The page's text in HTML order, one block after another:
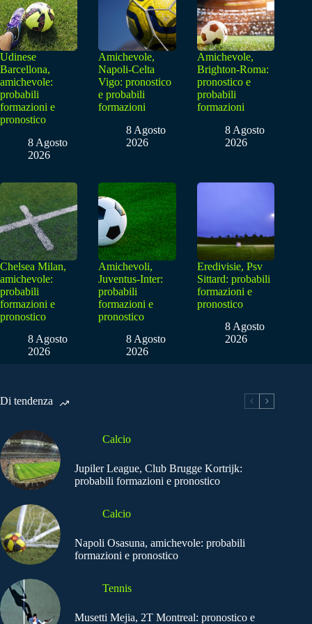
Udinese
Barcellona,
amichevole:
probabili
formazioni e
pronostico
8 Agosto
2026
Amichevole,
Napoli-Celta
Vigo: pronostico
e probabili
formazioni
8 Agosto
2026
Amichevole,
Brighton-Roma:
pronostico e
probabili
formazioni
8 Agosto
2026
Chelsea Milan,
amichevole:
probabili
formazioni e
pronostico
8 Agosto
2026
Amichevoli,
Juventus-Inter:
probabili
formazioni e
pronostico
8 Agosto
2026
Eredivisie, Psv
Sittard: probabili
formazioni e
pronostico
8 Agosto
2026
Di tendenza
Calcio
Jupiler League, Club Brugge Kortrijk:
probabili formazioni e pronostico
Calcio
Napoli Osasuna, amichevole: probabili
formazioni e pronostico
Tennis
Musetti Mejia, 2T Montreal: pronostico e